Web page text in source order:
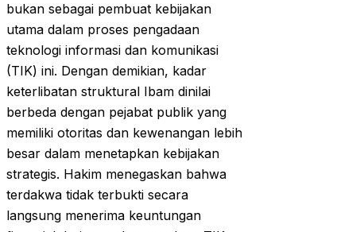
bukan sebagai pembuat kebijakan
utama dalam proses pengadaan
teknologi informasi dan komunikasi
(TIK) ini. Dengan demikian, kadar
keterlibatan struktural Ibam dinilai
berbeda dengan pejabat publik yang
memiliki otoritas dan kewenangan lebih
besar dalam menetapkan kebijakan
strategis. Hakim menegaskan bahwa
terdakwa tidak terbukti secara
langsung menerima keuntungan